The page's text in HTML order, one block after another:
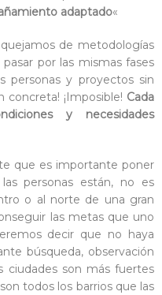
adaptado«
quejamos de metodologías
por las mismas fases
personas y proyectos sin
concreta! ¡Imposible! Cada
y necesidades
que es importante poner
personas están, no es
o al norte de una gran
las metas que uno
decir que no haya
búsqueda, observación
ciudades son más fuertes
todos los barrios que las